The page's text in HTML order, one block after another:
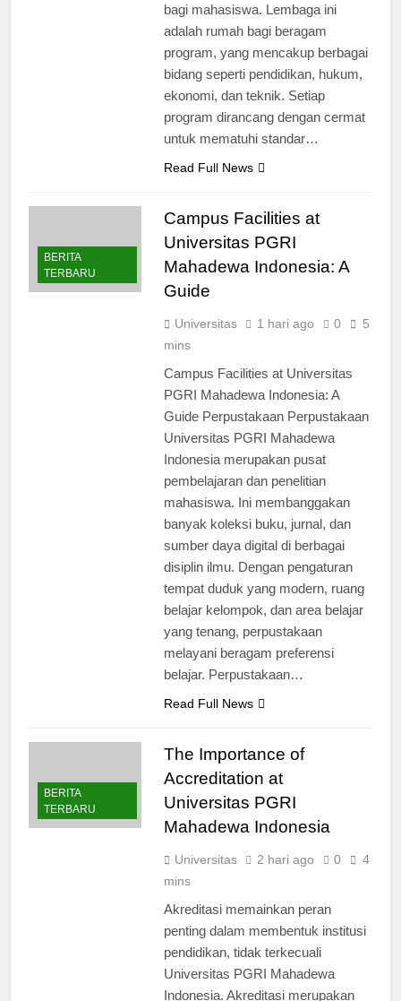
bagi mahasiswa. Lembaga ini
adalah rumah bagi beragam
program, yang mencakup berbagai
bidang seperti pendidikan, hukum,
ekonomi, dan teknik. Setiap
program dirancang dengan cermat
untuk mematuhi standar…
Read Full News
BERITA
TERBARU
Campus Facilities at
Universitas PGRI
Mahadewa Indonesia: A
Guide
Universitas 1 hari ago 0
5
mins
Campus Facilities at Universitas
PGRI Mahadewa Indonesia: A
Guide Perpustakaan Perpustakaan
Universitas PGRI Mahadewa
Indonesia merupakan pusat
pembelajaran dan penelitian
mahasiswa. Ini membanggakan
banyak koleksi buku, jurnal, dan
sumber daya digital di berbagai
disiplin ilmu. Dengan pengaturan
tempat duduk yang modern, ruang
belajar kelompok, dan area belajar
yang tenang, perpustakaan
melayani beragam preferensi
belajar. Perpustakaan…
Read Full News
BERITA
TERBARU
The Importance of
Accreditation at
Universitas PGRI
Mahadewa Indonesia
Universitas 2 hari ago 0
4
mins
Akreditasi memainkan peran
penting dalam membentuk institusi
pendidikan, tidak terkecuali
Universitas PGRI Mahadewa
Indonesia. Akreditasi merupakan